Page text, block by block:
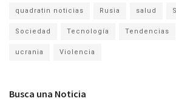
quadratin noticias Rusia salud
Sociedad Tecnología Tendencias
ucrania Violencia
Busca una Noticia